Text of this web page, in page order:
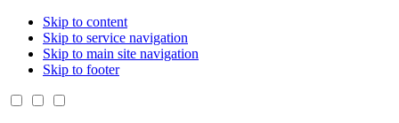
Skip to content
Skip to service navigation
Skip to main site navigation
Skip to footer